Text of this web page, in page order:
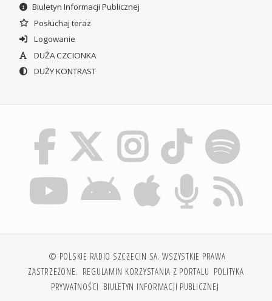
Biuletyn Informacji Publicznej
Posłuchaj teraz
Logowanie
DUŻA CZCIONKA
DUŻY KONTRAST
© POLSKIE RADIO SZCZECIN SA. WSZYSTKIE PRAWA
ZASTRZEŻONE. REGULAMIN KORZYSTANIA Z PORTALU POLITYKA
PRYWATNOŚCI BIULETYN INFORMACJI PUBLICZNEJ